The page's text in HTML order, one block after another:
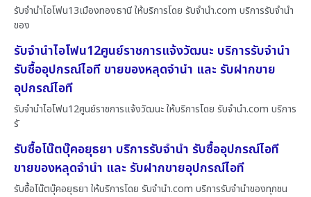
รับจำนำไอโฟน13เมืองทองธานี ให้บริการโดย รับจํานํา.com บริการรับจำนำ
ของ
รับจำนำไอโฟน12ศูนย์ราชการแจ้งวัฒนะ บริการรับจำนำ
รับซื้ออุปกรณ์ไอที ขายของหลุดจำนำ และ รับฝากขาย
อุปกรณ์ไอที
รับจำนำไอโฟน12ศูนย์ราชการแจ้งวัฒนะ ให้บริการโดย รับจํานํา.com บริการ
รั
รับซื้อโน๊ตบุ๊คอยุธยา บริการรับจำนำ รับซื้ออุปกรณ์ไอที
ขายของหลุดจำนำ และ รับฝากขายอุปกรณ์ไอที
รับซื้อโน๊ตบุ๊คอยุธยา ให้บริการโดย รับจํานํา.com บริการรับจำนำของทุกชน